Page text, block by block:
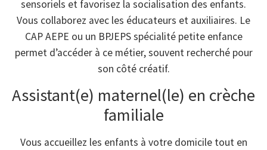
sensoriels et favorisez la socialisation des enfants.
Vous collaborez avec les éducateurs et auxiliaires. Le
CAP AEPE ou un BPJEPS spécialité petite enfance
permet d’accéder à ce métier, souvent recherché pour
son côté créatif.
Assistant(e) maternel(le) en crèche
familiale
Vous accueillez les enfants à votre domicile tout en